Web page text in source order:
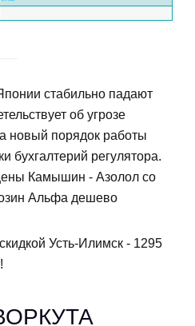
стабильно падают
об угрозе
новый порядок работы
бухгалтерий регулятора.
Камышин - Азолол со
Альфа дешево
Усть-Илимск - 1295